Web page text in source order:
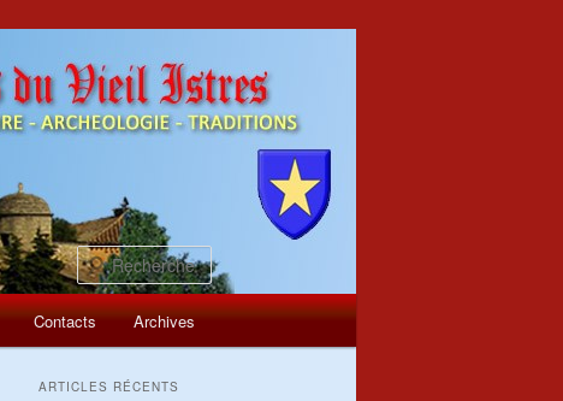
Recherche
Contacts Archives
ARTICLES RÉCENTS